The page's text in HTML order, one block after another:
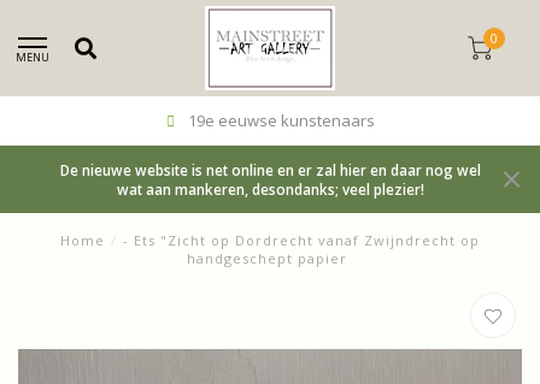
MENU
0
19e eeuwse kunstenaars
De nieuwe website is net online en er zal hier en daar nog wel
wat aan mankeren, desondanks; veel plezier!
Home / - Ets "Zicht op Dordrecht vanaf Zwijndrecht op
handgeschept papier